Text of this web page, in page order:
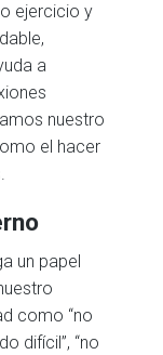
ejercicio y
a
nuestro
el hacer
un papel
como “no
difícil”, “no